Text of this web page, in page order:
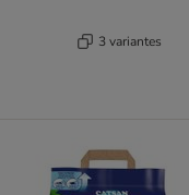
3 variantes